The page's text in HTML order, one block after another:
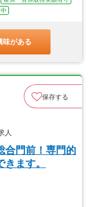
味がある
保存する
人
合門前！専門的
ます。